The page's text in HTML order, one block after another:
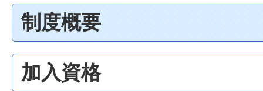
制度概要
加入資格